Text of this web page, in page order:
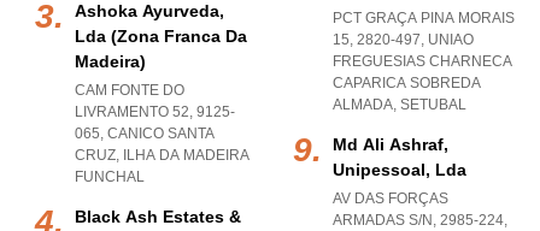
Ashoka Ayurveda,
Lda (zona Franca Da
Madeira)
CAM FONTE DO
LIVRAMENTO 52, 9125-
065, CANICO SANTA
CRUZ, ILHA DA MADEIRA
FUNCHAL
Black Ash Estates &
PCT GRAÇA PINA MORAIS
15, 2820-497, UNIAO
FREGUESIAS CHARNECA
CAPARICA SOBREDA
ALMADA, SETUBAL
Md Ali Ashraf,
Unipessoal, Lda
AV DAS FORÇAS
ARMADAS S/N, 2985-224,